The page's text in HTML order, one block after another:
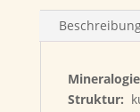
Struktur: